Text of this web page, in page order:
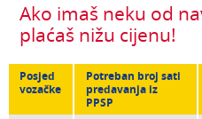
Ako imaš neku od
plaćaš nižu cijenu!
Posjed
vozačke
Potreban broj sati
predavanja iz
PPSP